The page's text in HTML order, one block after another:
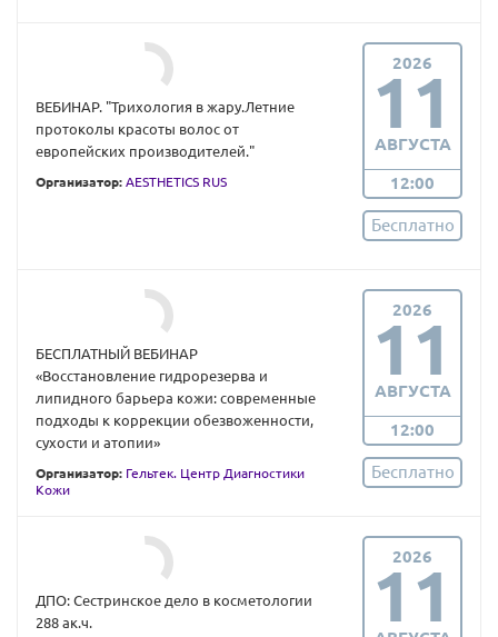
ВЕБИНАР. "Трихология в жару.Летние
протоколы красоты волос от
европейских производителей."
Организатор: AESTHETICS RUS
2026
11
АВГУСТА
12:00
Бесплатно
БЕСПЛАТНЫЙ ВЕБИНАР
«Восстановление гидрорезерва и
липидного барьера кожи: современные
подходы к коррекции обезвоженности,
сухости и атопии»
Организатор: Гельтек. Центр Диагностики
Кожи
2026
11
АВГУСТА
12:00
Бесплатно
ДПО: Сестринское дело в косметологии
288 ак.ч.
2026
11